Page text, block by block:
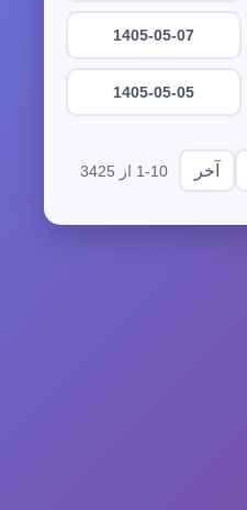
1405-05-07
1405-05-05
آخر 1-10 از 3425